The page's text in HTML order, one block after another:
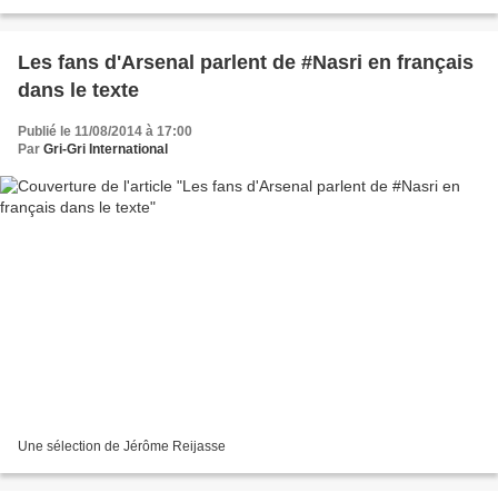
Les fans d'Arsenal parlent de #Nasri en français
dans le texte
Publié le 11/08/2014 à 17:00
Par Gri-Gri International
Une sélection de Jérôme Reijasse